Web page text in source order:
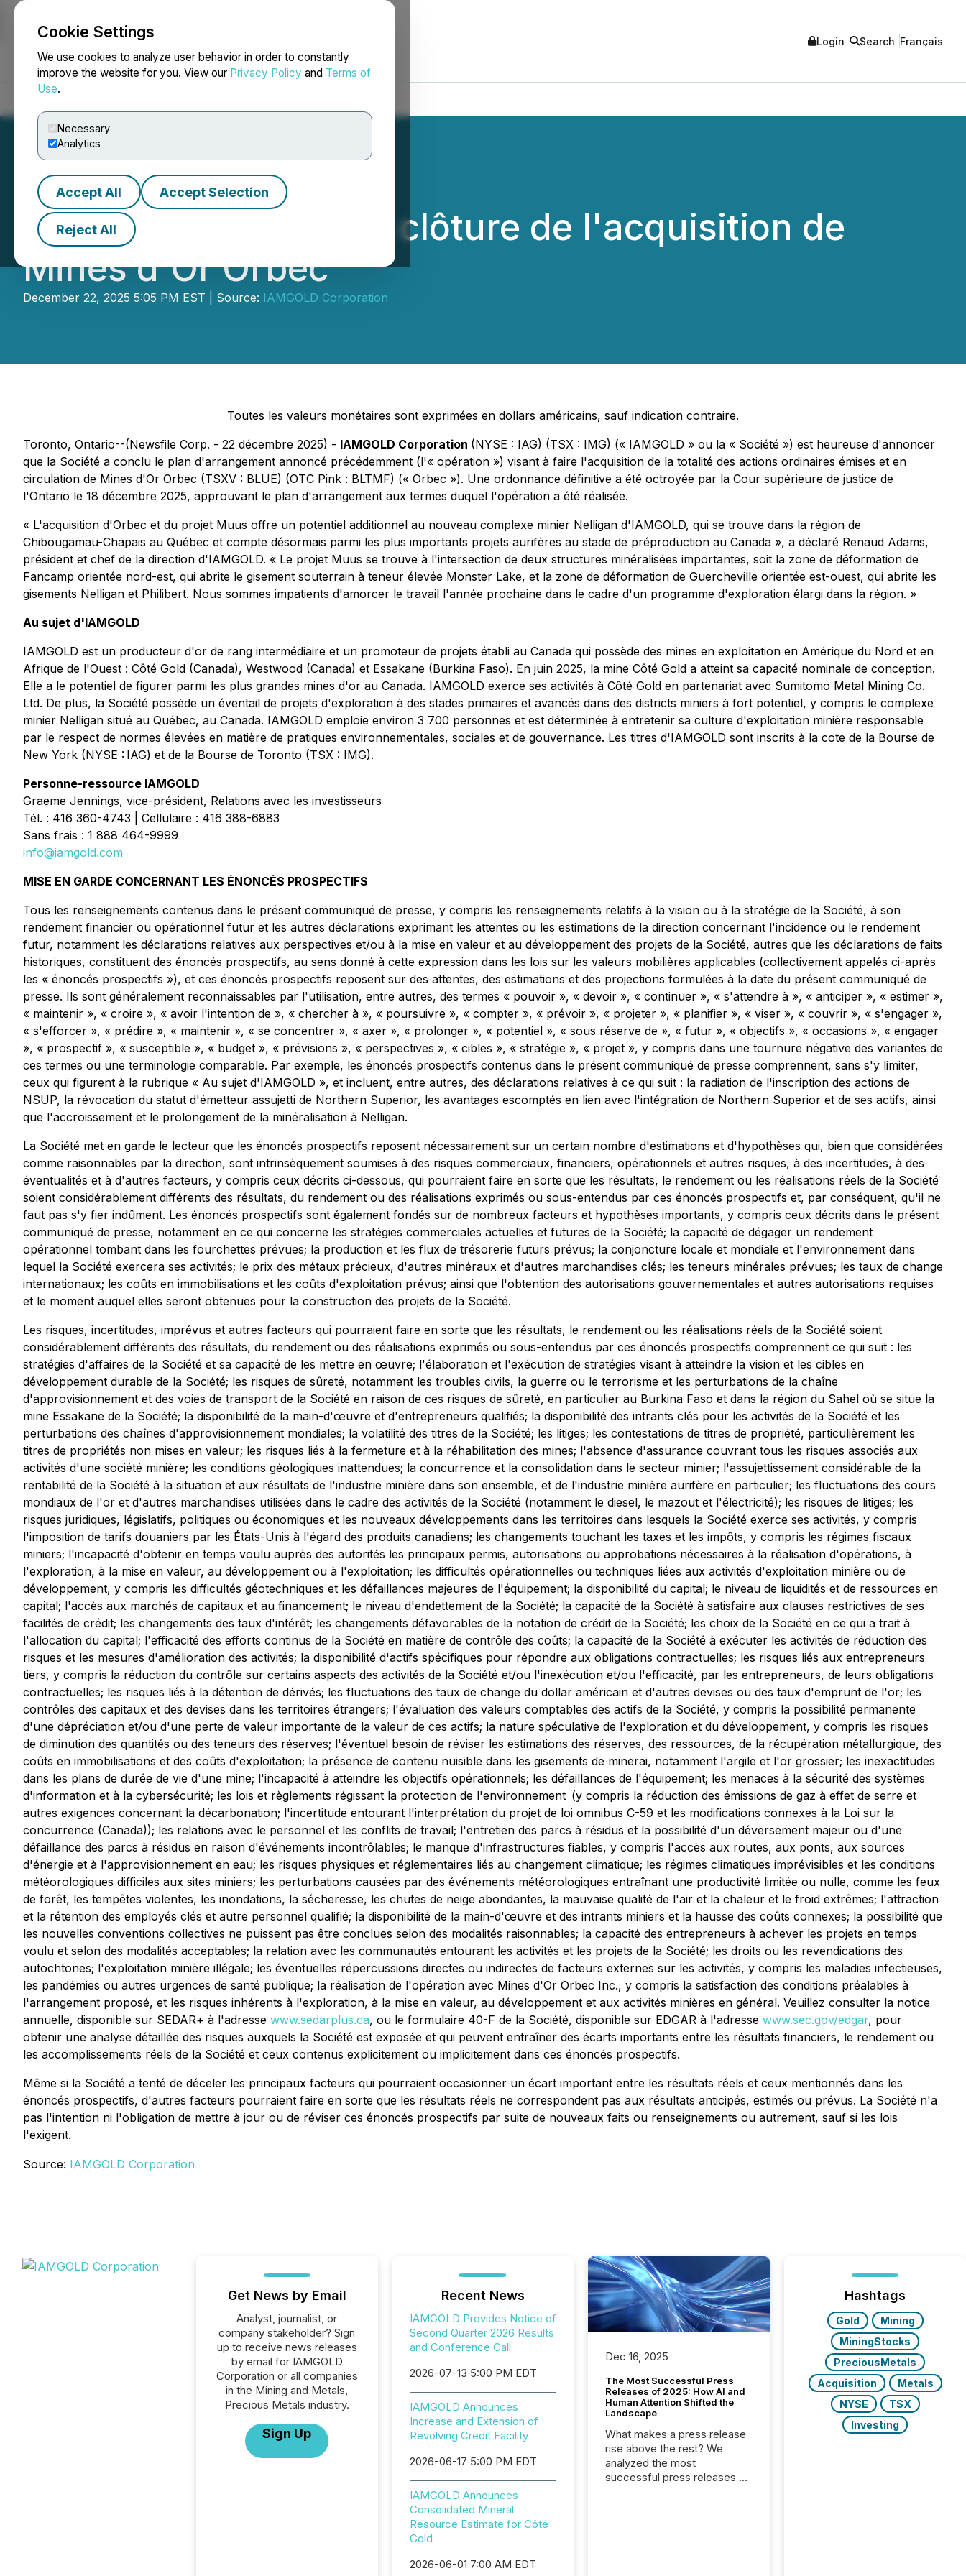
Cookie Settings
We use cookies to analyze user behavior in order to constantly
improve the website for you. View our Privacy Policy and Terms of
Use.
Necessary
Analytics
Accept All Accept Selection
Reject All
NEWSFILE Login Search Français
IAMGOLD annonce la clôture de l'acquisition de
Mines d'Or Orbec
December 22, 2025 5:05 PM EST | Source: IAMGOLD Corporation
Toutes les valeurs monétaires sont exprimées en dollars américains, sauf indication contraire.
Toronto, Ontario--(Newsfile Corp. - 22 décembre 2025) - IAMGOLD Corporation (NYSE : IAG) (TSX : IMG) (« IAMGOLD » ou la « Société ») est heureuse d'annoncer
que la Société a conclu le plan d'arrangement annoncé précédemment (l'« opération ») visant à faire l'acquisition de la totalité des actions ordinaires émises et en
circulation de Mines d'Or Orbec (TSXV : BLUE) (OTC Pink : BLTMF) (« Orbec »). Une ordonnance définitive a été octroyée par la Cour supérieure de justice de
l'Ontario le 18 décembre 2025, approuvant le plan d'arrangement aux termes duquel l'opération a été réalisée.
« L'acquisition d'Orbec et du projet Muus offre un potentiel additionnel au nouveau complexe minier Nelligan d'IAMGOLD, qui se trouve dans la région de
Chibougamau-Chapais au Québec et compte désormais parmi les plus importants projets aurifères au stade de préproduction au Canada », a déclaré Renaud Adams,
président et chef de la direction d'IAMGOLD. « Le projet Muus se trouve à l'intersection de deux structures minéralisées importantes, soit la zone de déformation de
Fancamp orientée nord-est, qui abrite le gisement souterrain à teneur élevée Monster Lake, et la zone de déformation de Guercheville orientée est-ouest, qui abrite les
gisements Nelligan et Philibert. Nous sommes impatients d'amorcer le travail l'année prochaine dans le cadre d'un programme d'exploration élargi dans la région. »
Au sujet d'IAMGOLD
IAMGOLD est un producteur d'or de rang intermédiaire et un promoteur de projets établi au Canada qui possède des mines en exploitation en Amérique du Nord et en
Afrique de l'Ouest : Côté Gold (Canada), Westwood (Canada) et Essakane (Burkina Faso). En juin 2025, la mine Côté Gold a atteint sa capacité nominale de conception.
Elle a le potentiel de figurer parmi les plus grandes mines d'or au Canada. IAMGOLD exerce ses activités à Côté Gold en partenariat avec Sumitomo Metal Mining Co.
Ltd. De plus, la Société possède un éventail de projets d'exploration à des stades primaires et avancés dans des districts miniers à fort potentiel, y compris le complexe
minier Nelligan situé au Québec, au Canada. IAMGOLD emploie environ 3 700 personnes et est déterminée à entretenir sa culture d'exploitation minière responsable
par le respect de normes élevées en matière de pratiques environnementales, sociales et de gouvernance. Les titres d'IAMGOLD sont inscrits à la cote de la Bourse de
New York (NYSE : IAG) et de la Bourse de Toronto (TSX : IMG).
Personne-ressource IAMGOLD
Graeme Jennings, vice-président, Relations avec les investisseurs
Tél. : 416 360-4743 | Cellulaire : 416 388-6883
Sans frais : 1 888 464-9999
info@iamgold.com
MISE EN GARDE CONCERNANT LES ÉNONCÉS PROSPECTIFS
Tous les renseignements contenus dans le présent communiqué de presse, y compris les renseignements relatifs à la vision ou à la stratégie de la Société, à son
rendement financier ou opérationnel futur et les autres déclarations exprimant les attentes ou les estimations de la direction concernant l'incidence ou le rendement
futur, notamment les déclarations relatives aux perspectives et/ou à la mise en valeur et au développement des projets de la Société, autres que les déclarations de faits
historiques, constituent des énoncés prospectifs, au sens donné à cette expression dans les lois sur les valeurs mobilières applicables (collectivement appelés ci-après
les « énoncés prospectifs »), et ces énoncés prospectifs reposent sur des attentes, des estimations et des projections formulées à la date du présent communiqué de
presse. Ils sont généralement reconnaissables par l'utilisation, entre autres, des termes « pouvoir », « devoir », « continuer », « s'attendre à », « anticiper », « estimer »,
« maintenir », « croire », « avoir l'intention de », « chercher à », « poursuivre », « compter », « prévoir », « projeter », « planifier », « viser », « couvrir », « s'engager »,
« s'efforcer », « prédire », « maintenir », « se concentrer », « axer », « prolonger », « potentiel », « sous réserve de », « futur », « objectifs », « occasions », « engager
», « prospectif », « susceptible », « budget », « prévisions », « perspectives », « cibles », « stratégie », « projet », y compris dans une tournure négative des variantes de
ces termes ou une terminologie comparable. Par exemple, les énoncés prospectifs contenus dans le présent communiqué de presse comprennent, sans s'y limiter,
ceux qui figurent à la rubrique « Au sujet d'IAMGOLD », et incluent, entre autres, des déclarations relatives à ce qui suit : la radiation de l'inscription des actions de
NSUP, la révocation du statut d'émetteur assujetti de Northern Superior, les avantages escomptés en lien avec l'intégration de Northern Superior et de ses actifs, ainsi
que l'accroissement et le prolongement de la minéralisation à Nelligan.
La Société met en garde le lecteur que les énoncés prospectifs reposent nécessairement sur un certain nombre d'estimations et d'hypothèses qui, bien que considérées
comme raisonnables par la direction, sont intrinsèquement soumises à des risques commerciaux, financiers, opérationnels et autres risques, à des incertitudes, à des
éventualités et à d'autres facteurs, y compris ceux décrits ci-dessous, qui pourraient faire en sorte que les résultats, le rendement ou les réalisations réels de la Société
soient considérablement différents des résultats, du rendement ou des réalisations exprimés ou sous-entendus par ces énoncés prospectifs et, par conséquent, qu'il ne
faut pas s'y fier indûment. Les énoncés prospectifs sont également fondés sur de nombreux facteurs et hypothèses importants, y compris ceux décrits dans le présent
communiqué de presse, notamment en ce qui concerne les stratégies commerciales actuelles et futures de la Société; la capacité de dégager un rendement
opérationnel tombant dans les fourchettes prévues; la production et les flux de trésorerie futurs prévus; la conjoncture locale et mondiale et l'environnement dans
lequel la Société exercera ses activités; le prix des métaux précieux, d'autres minéraux et d'autres marchandises clés; les teneurs minérales prévues; les taux de change
internationaux; les coûts en immobilisations et les coûts d'exploitation prévus; ainsi que l'obtention des autorisations gouvernementales et autres autorisations requises
et le moment auquel elles seront obtenues pour la construction des projets de la Société.
Les risques, incertitudes, imprévus et autres facteurs qui pourraient faire en sorte que les résultats, le rendement ou les réalisations réels de la Société soient
considérablement différents des résultats, du rendement ou des réalisations exprimés ou sous-entendus par ces énoncés prospectifs comprennent ce qui suit : les
stratégies d'affaires de la Société et sa capacité de les mettre en œuvre; l'élaboration et l'exécution de stratégies visant à atteindre la vision et les cibles en
développement durable de la Société; les risques de sûreté, notamment les troubles civils, la guerre ou le terrorisme et les perturbations de la chaîne
d'approvisionnement et des voies de transport de la Société en raison de ces risques de sûreté, en particulier au Burkina Faso et dans la région du Sahel où se situe la
mine Essakane de la Société; la disponibilité de la main-d'œuvre et d'entrepreneurs qualifiés; la disponibilité des intrants clés pour les activités de la Société et les
perturbations des chaînes d'approvisionnement mondiales; la volatilité des titres de la Société; les litiges; les contestations de titres de propriété, particulièrement les
titres de propriétés non mises en valeur; les risques liés à la fermeture et à la réhabilitation des mines; l'absence d'assurance couvrant tous les risques associés aux
activités d'une société minière; les conditions géologiques inattendues; la concurrence et la consolidation dans le secteur minier; l'assujettissement considérable de la
rentabilité de la Société à la situation et aux résultats de l'industrie minière dans son ensemble, et de l'industrie minière aurifère en particulier; les fluctuations des cours
mondiaux de l'or et d'autres marchandises utilisées dans le cadre des activités de la Société (notamment le diesel, le mazout et l'électricité); les risques de litiges; les
risques juridiques, législatifs, politiques ou économiques et les nouveaux développements dans les territoires dans lesquels la Société exerce ses activités, y compris
l'imposition de tarifs douaniers par les États-Unis à l'égard des produits canadiens; les changements touchant les taxes et les impôts, y compris les régimes fiscaux
miniers; l'incapacité d'obtenir en temps voulu auprès des autorités les principaux permis, autorisations ou approbations nécessaires à la réalisation d'opérations, à
l'exploration, à la mise en valeur, au développement ou à l'exploitation; les difficultés opérationnelles ou techniques liées aux activités d'exploitation minière ou de
développement, y compris les difficultés géotechniques et les défaillances majeures de l'équipement; la disponibilité du capital; le niveau de liquidités et de ressources en
capital; l'accès aux marchés de capitaux et au financement; le niveau d'endettement de la Société; la capacité de la Société à satisfaire aux clauses restrictives de ses
facilités de crédit; les changements des taux d'intérêt; les changements défavorables de la notation de crédit de la Société; les choix de la Société en ce qui a trait à
l'allocation du capital; l'efficacité des efforts continus de la Société en matière de contrôle des coûts; la capacité de la Société à exécuter les activités de réduction des
risques et les mesures d'amélioration des activités; la disponibilité d'actifs spécifiques pour répondre aux obligations contractuelles; les risques liés aux entrepreneurs
tiers, y compris la réduction du contrôle sur certains aspects des activités de la Société et/ou l'inexécution et/ou l'efficacité, par les entrepreneurs, de leurs obligations
contractuelles; les risques liés à la détention de dérivés; les fluctuations des taux de change du dollar américain et d'autres devises ou des taux d'emprunt de l'or; les
contrôles des capitaux et des devises dans les territoires étrangers; l'évaluation des valeurs comptables des actifs de la Société, y compris la possibilité permanente
d'une dépréciation et/ou d'une perte de valeur importante de la valeur de ces actifs; la nature spéculative de l'exploration et du développement, y compris les risques
de diminution des quantités ou des teneurs des réserves; l'éventuel besoin de réviser les estimations des réserves, des ressources, de la récupération métallurgique, des
coûts en immobilisations et des coûts d'exploitation; la présence de contenu nuisible dans les gisements de minerai, notamment l'argile et l'or grossier; les inexactitudes
dans les plans de durée de vie d'une mine; l'incapacité à atteindre les objectifs opérationnels; les défaillances de l'équipement; les menaces à la sécurité des systèmes
d'information et à la cybersécurité; les lois et règlements régissant la protection de l'environnement (y compris la réduction des émissions de gaz à effet de serre et
autres exigences concernant la décarbonation; l'incertitude entourant l'interprétation du projet de loi omnibus C-59 et les modifications connexes à la Loi sur la
concurrence (Canada)); les relations avec le personnel et les conflits de travail; l'entretien des parcs à résidus et la possibilité d'un déversement majeur ou d'une
défaillance des parcs à résidus en raison d'événements incontrôlables; le manque d'infrastructures fiables, y compris l'accès aux routes, aux ponts, aux sources
d'énergie et à l'approvisionnement en eau; les risques physiques et réglementaires liés au changement climatique; les régimes climatiques imprévisibles et les conditions
météorologiques difficiles aux sites miniers; les perturbations causées par des événements météorologiques entraînant une productivité limitée ou nulle, comme les feux
de forêt, les tempêtes violentes, les inondations, la sécheresse, les chutes de neige abondantes, la mauvaise qualité de l'air et la chaleur et le froid extrêmes; l'attraction
et la rétention des employés clés et autre personnel qualifié; la disponibilité de la main-d'œuvre et des intrants miniers et la hausse des coûts connexes; la possibilité que
les nouvelles conventions collectives ne puissent pas être conclues selon des modalités raisonnables; la capacité des entrepreneurs à achever les projets en temps
voulu et selon des modalités acceptables; la relation avec les communautés entourant les activités et les projets de la Société; les droits ou les revendications des
autochtones; l'exploitation minière illégale; les éventuelles répercussions directes ou indirectes de facteurs externes sur les activités, y compris les maladies infectieuses,
les pandémies ou autres urgences de santé publique; la réalisation de l'opération avec Mines d'Or Orbec Inc., y compris la satisfaction des conditions préalables à
l'arrangement proposé, et les risques inhérents à l'exploration, à la mise en valeur, au développement et aux activités minières en général. Veuillez consulter la notice
annuelle, disponible sur SEDAR+ à l'adresse www.sedarplus.ca, ou le formulaire 40-F de la Société, disponible sur EDGAR à l'adresse www.sec.gov/edgar, pour
obtenir une analyse détaillée des risques auxquels la Société est exposée et qui peuvent entraîner des écarts importants entre les résultats financiers, le rendement ou
les accomplissements réels de la Société et ceux contenus explicitement ou implicitement dans ces énoncés prospectifs.
Même si la Société a tenté de déceler les principaux facteurs qui pourraient occasionner un écart important entre les résultats réels et ceux mentionnés dans les
énoncés prospectifs, d'autres facteurs pourraient faire en sorte que les résultats réels ne correspondent pas aux résultats anticipés, estimés ou prévus. La Société n'a
pas l'intention ni l'obligation de mettre à jour ou de réviser ces énoncés prospectifs par suite de nouveaux faits ou renseignements ou autrement, sauf si les lois
l'exigent.
Source: IAMGOLD Corporation
Get News by Email
Analyst, journalist, or
company stakeholder? Sign
up to receive news releases
by email for IAMGOLD
Corporation or all companies
in the Mining and Metals,
Precious Metals industry.
Sign Up
Recent News
IAMGOLD Provides Notice of
Second Quarter 2026 Results
and Conference Call
2026-07-13 5:00 PM EDT
IAMGOLD Announces
Increase and Extension of
Revolving Credit Facility
2026-06-17 5:00 PM EDT
IAMGOLD Announces
Consolidated Mineral
Resource Estimate for Côté
Gold
2026-06-01 7:00 AM EDT
Dec 16, 2025
The Most Successful Press
Releases of 2025: How AI and
Human Attention Shifted the
Landscape
What makes a press release
rise above the rest? We
analyzed the most
successful press releases of
Hashtags
Gold
Mining
MiningStocks
PreciousMetals
Acquisition
Metals
NYSE
TSX
Investing